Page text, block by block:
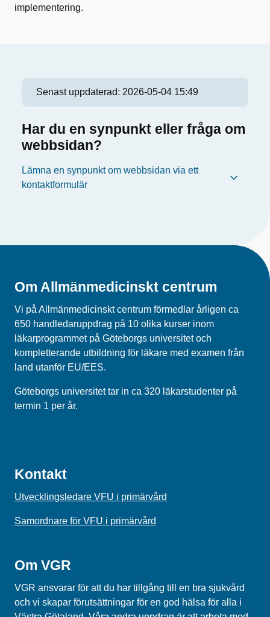
implementering.
Senast uppdaterad: 2026-05-04 15:49
Har du en synpunkt eller fråga om
webbsidan?
Lämna en synpunkt om webbsidan via ett
kontaktformulär
Om Allmänmedicinskt centrum
Vi på Allmänmedicinskt centrum förmedlar årligen ca
650 handledaruppdrag på 10 olika kurser inom
läkarprogrammet på Göteborgs universitet och
kompletterande utbildning för läkare med examen från
land utanför EU/EES.
Göteborgs universitet tar in ca 320 läkarstudenter på
termin 1 per år.
Kontakt
Utvecklingsledare VFU i primärvård
Samordnare för VFU i primärvård
Om VGR
VGR ansvarar för att du har tillgång till en bra sjukvård
och vi skapar förutsättningar för en god hälsa för alla i